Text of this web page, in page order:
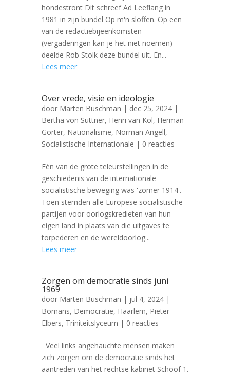
hondestront Dit schreef Ad Leeflang in
1981 in zijn bundel Op m'n sloffen. Op een
van de redactiebijeenkomsten
(vergaderingen kan je het niet noemen)
deelde Rob Stolk deze bundel uit. En...
Lees meer
Over vrede, visie en ideologie
door Marten Buschman | dec 25, 2024|
Bertha von Suttner, Henri van Kol, Herman
Gorter, Nationalisme, Norman Angell,
Socialistische Internationale | 0 reacties
Eén van de grote teleurstellingen in de
geschiedenis van de internationale
socialistische beweging was 'zomer 1914'.
Toen stemden alle Europese socialistische
partijen voor oorlogskredieten van hun
eigen land in plaats van die uitgaves te
torpederen en de wereldoorlog...
Lees meer
Zorgen om democratie sinds juni
1969
door Marten Buschman | jul 4, 2024|
Bomans, Democratie, Haarlem, Pieter
Elbers, Triniteitslyceum | 0 reacties
Veel links angehauchte mensen maken
zich zorgen om de democratie sinds het
aantreden van het rechtse kabinet Schoof 1.